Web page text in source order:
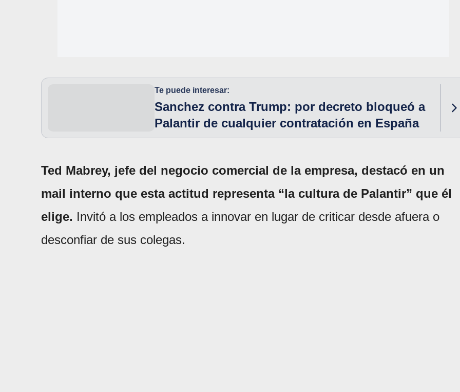
Te puede interesar:
Sanchez contra Trump: por decreto bloqueó a
Palantir de cualquier contratación en España
Ted Mabrey, jefe del negocio comercial de la empresa, destacó en un
mail interno que esta actitud representa “la cultura de Palantir” que él
elige. Invitó a los empleados a innovar en lugar de criticar desde afuera o
desconfiar de sus colegas.